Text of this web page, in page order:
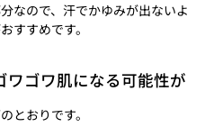
なので、汗でかゆみが出ないよ
すすめです。
ワゴワ肌になる可能性が
とおりです。